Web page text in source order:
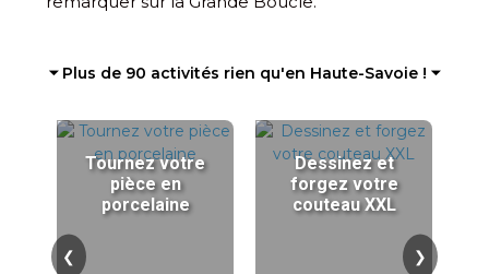
⏷ Plus de 90 activités rien qu'en Haute-Savoie ! ⏷
Tournez votre
pièce en
porcelaine
Dessinez et
forgez votre
couteau XXL
❮ ❯